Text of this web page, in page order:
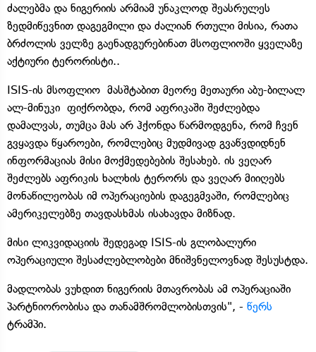
ძალებმა და ნიგერიის არმიამ უნაკლოდ შეასრულეს
ზედმიწევნით დაგეგმილი და ძალიან რთული მისია, რათა
ბრძოლის ველზე გაენადგურებინათ მსოფლიოში ყველაზე
აქტიური ტერორისტი..
ISIS-ის მსოფლიო მასშტაბით მეორე მეთაური აბუ-ბილალ
ალ-მინუკი ფიქრობდა, რომ აფრიკაში შეძლებდა
დამალვას, თუმცა მას არ ჰქონდა წარმოდგენა, რომ ჩვენ
გვყავდა წყაროები, რომლებიც მუდმივად გვაწვდიდნენ
ინფორმაციას მისი მოქმედებების შესახებ. ის ვეღარ
შეძლებს აფრიკის ხალხის ტერორს და ვეღარ მიიღებს
მონაწილეობას იმ ოპერაციების დაგეგმვაში, რომლებიც
ამერიკელებზე თავდასხმას ისახავდა მიზნად.
მისი ლიკვიდაციის შედეგად ISIS-ის გლობალური
ოპერაციული შესაძლებლობები მნიშვნელოვნად შესუსტდა.
მადლობას ვუხდით ნიგერიის მთავრობას ამ ოპერაციაში
პარტნიორობისა და თანამშრომლობისთვის", - წერს
ტრამპი.